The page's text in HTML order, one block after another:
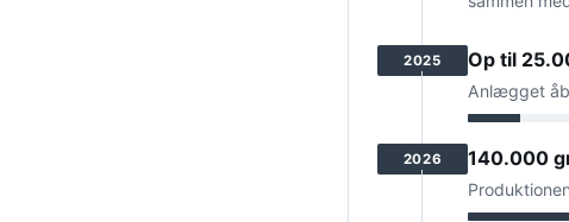
2025 Op til
Anlægget
2026 140.000